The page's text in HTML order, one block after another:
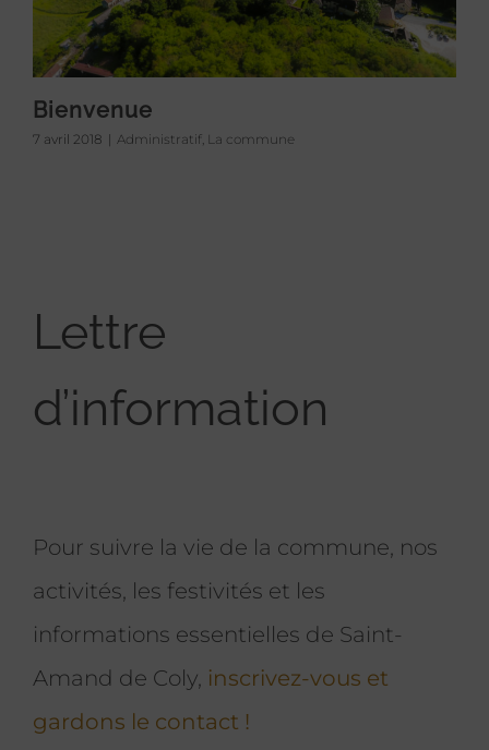
Bienvenue
7 avril 2018 | Administratif La commune
Lettre
d’information
Pour suivre la vie de la commune, nos
activités, les festivités et les
informations essentielles de Saint-
Amand de Coly, inscrivez-vous et
gardons le contact !